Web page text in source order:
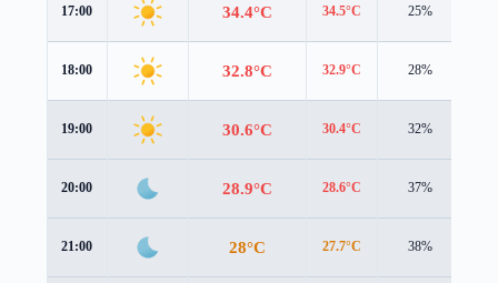
17:00 34.4°C 34.5°C 25%
18:00 32.8°C 32.9°C 28%
19:00 30.6°C 30.4°C 32%
20:00 28.9°C 28.6°C 37%
21:00 28°C 27.7°C 38%